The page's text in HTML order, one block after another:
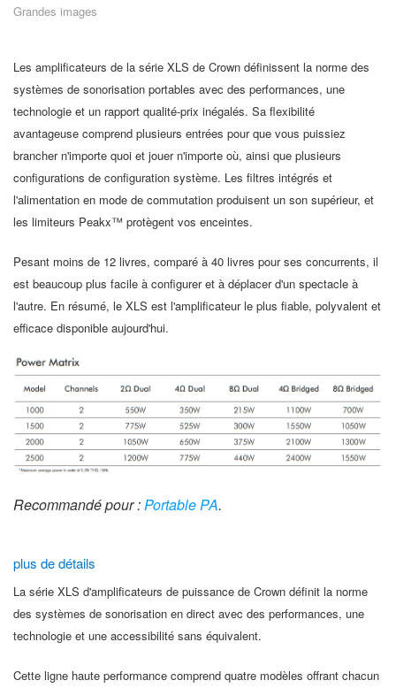
Grandes images
Les amplificateurs de la série XLS de Crown définissent la norme des
systèmes de sonorisation portables avec des performances, une
technologie et un rapport qualité-prix inégalés. Sa flexibilité
avantageuse comprend plusieurs entrées pour que vous puissiez
brancher n'importe quoi et jouer n'importe où, ainsi que plusieurs
configurations de configuration système. Les filtres intégrés et
l'alimentation en mode de commutation produisent un son supérieur, et
les limiteurs Peakx™ protègent vos enceintes.
Pesant moins de 12 livres, comparé à 40 livres pour ses concurrents, il
est beaucoup plus facile à configurer et à déplacer d'un spectacle à
l'autre. En résumé, le XLS est l'amplificateur le plus fiable, polyvalent et
efficace disponible aujourd'hui.
Recommandé pour :Portable PA.
plus de détails
La série XLS d'amplificateurs de puissance de Crown définit la norme
des systèmes de sonorisation en direct avec des performances, une
technologie et une accessibilité sans équivalent.
Cette ligne haute performance comprend quatre modèles offrant chacun